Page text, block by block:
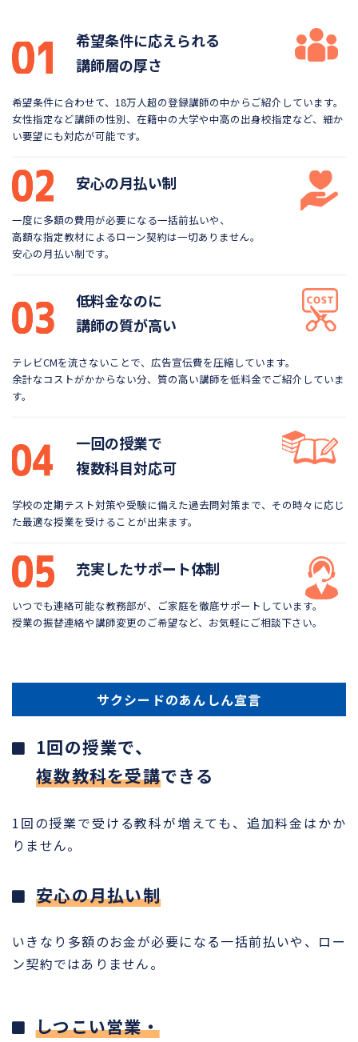
希望条件に応えられる
講師層の厚さ
希望条件に合わせて、18万人超の登録講師の中から ご紹介しています。
女性指定など講師の性別、在籍中の大学や中高の出身校指定など、細か
い要望にも対応が可能です。
安心の月払い制
一度に多額の費用が必要になる一括前払いや、
高額な指定教材によるローン契約は一切ありません。
安心の月払い制です。
低料金なのに
講師の質が高い
テレビCMを流さないことで、広告宣伝費を圧縮しています。
余計なコストがかからない分、質の高い講師を低料金でご紹介していま
す。
一回の授業で
複数科目対応可
学校の定期テスト対策や受験に備えた過去問対策まで、 その時々に応じ
た最適な授業を受けることが出来ます。
充実したサポート体制
いつでも連絡可能な教務部が、ご家庭を徹底サポートしています。
授業の振替連絡や講師変更のご希望など、お気軽にご相談下さい。
サクシードのあんしん宣言
1回の授業で、
複数教科を受講できる
1回の授業で受ける教科が増えても、追加料金はかか
りません。
安心の月払い制
いきなり多額のお金が必要になる一括前払いや、ロー
ン契約ではありません。
しつこい営業・